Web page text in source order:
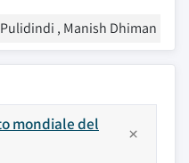
, Manish Dhiman
mondiale del